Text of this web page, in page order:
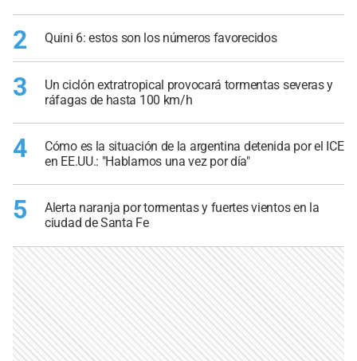
2 Quini 6: estos son los números favorecidos
3
Un ciclón extratropical provocará tormentas severas y
ráfagas de hasta 100 km/h
4
Cómo es la situación de la argentina detenida por el ICE
en EE.UU.: "Hablamos una vez por día"
5
Alerta naranja por tormentas y fuertes vientos en la
ciudad de Santa Fe